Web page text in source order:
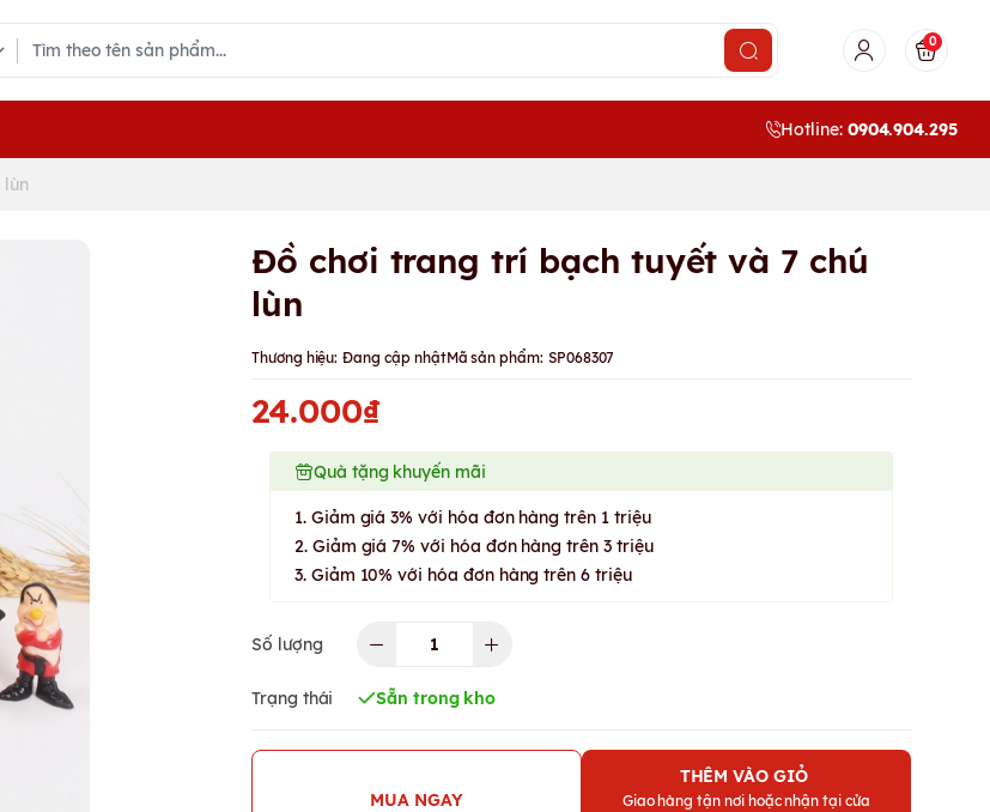
0
Hotline: 0904.904.295
Đồ chơi trang trí bạch tuyết và 7 chú
lùn
Thương hiệu: Đang cập nhậtMã sản phẩm: SP068307
24.000₫
Quà tặng khuyến mãi
1. Giảm giá 3% với hóa đơn hàng trên 1 triệu
2. Giảm giá 7% với hóa đơn hàng trên 3 triệu
3. Giảm 10% với hóa đơn hàng trên 6 triệu
Số lượng
Trạng thái Sẵn trong kho
MUA NGAY
THÊM VÀO GIỎ
Giao hàng tận nơi hoặc nhận tại cửa